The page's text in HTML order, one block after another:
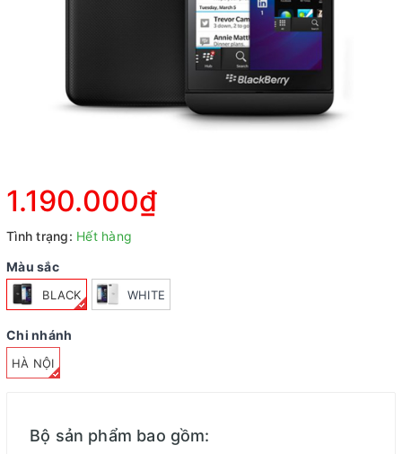
1.190.000₫
Tình trạng: Hết hàng
Màu sắc
BLACK WHITE
Chi nhánh
HÀ NỘI
Bộ sản phẩm bao gồm: